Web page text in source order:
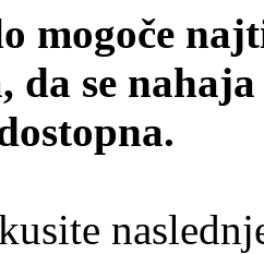
mogoče
da se